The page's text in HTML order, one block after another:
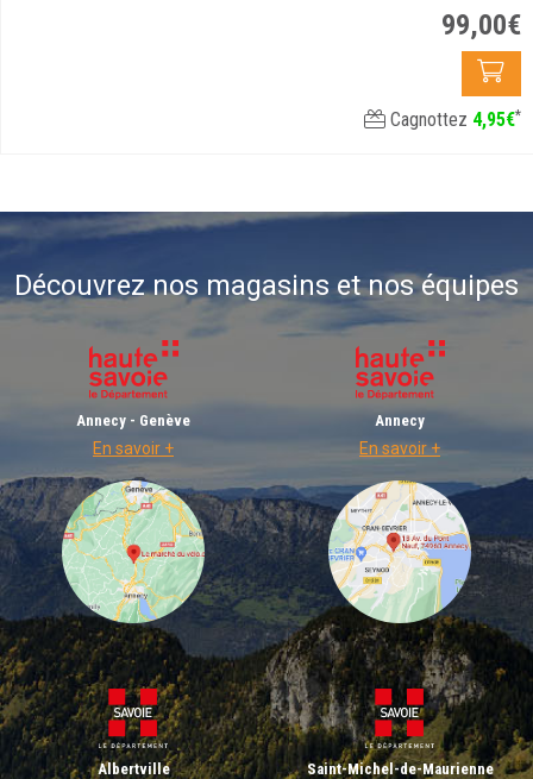
99,00€
Cagnottez 4,95€*
Découvrez nos magasins et nos équipes
Annecy - Genève
En savoir +
Annecy
En savoir +
Albertville Saint-Michel-de-Maurienne